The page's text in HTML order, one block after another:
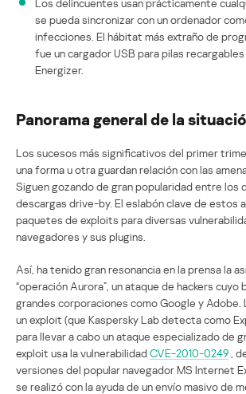
se pueda sincronizar con un ordenador
infecciones. El hábitat más extraño de
fue un cargador USB para pilas
Energizer.
Panorama general de la
Los sucesos más significativos del primer
una forma u otra guardan relación con las
Siguen gozando de gran popularidad entre los
descargas drive-by. El eslabón clave de estos
paquetes de exploits para diversas
navegadores y sus plugins.
Así, ha tenido gran resonancia en la prensa la
“operación Aurora”, un ataque de hackers cuyo
grandes corporaciones como Google y Adobe.
un exploit (que Kaspersky Lab detecta como
para llevar a cabo un ataque especializado de
exploit usa la vulnerabilidadCVE-2010-0249 ,
versiones del popular navegador MS Internet
se realizó con la ayuda de un envío masivo de